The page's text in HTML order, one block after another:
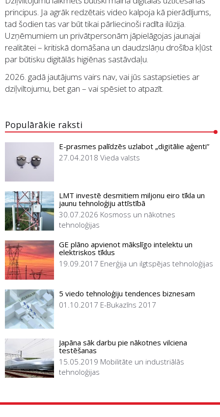
principus. Ja agrāk redzētais video kalpoja kā pierādījums,
tad šodien tas var būt tikai pārliecinoši radīta ilūzija.
Uzņēmumiem un privātpersonām jāpielāgojas jaunajai
realitātei – kritiskā domāšana un daudzslāņu drošība kļūst
par būtisku digitālās higiēnas sastāvdaļu.
2026. gadā jautājums vairs nav, vai jūs sastapsieties ar
dziļviltojumu, bet gan – vai spēsiet to atpazīt.
Populārākie raksti
E-prasmes palīdzēs uzlabot „digitālie aģenti”
27.04.2018 Vieda valsts
LMT investē desmitiem miljonu eiro tīkla un
jaunu tehnoloģiju attīstībā
30.07.2026 Kosmoss un nākotnes
tehnoloģijas
GE plāno apvienot mākslīgo intelektu un
elektriskos tīklus
19.09.2017 Enerģija un ilgtspējas tehnoloģijas
5 viedo tehnoloģiju tendences biznesam
01.10.2017 E-Bukazīns 2017
Japāna sāk darbu pie nākotnes vilciena
testēšanas
15.05.2019 Mobilitāte un industriālās
tehnoloģijas